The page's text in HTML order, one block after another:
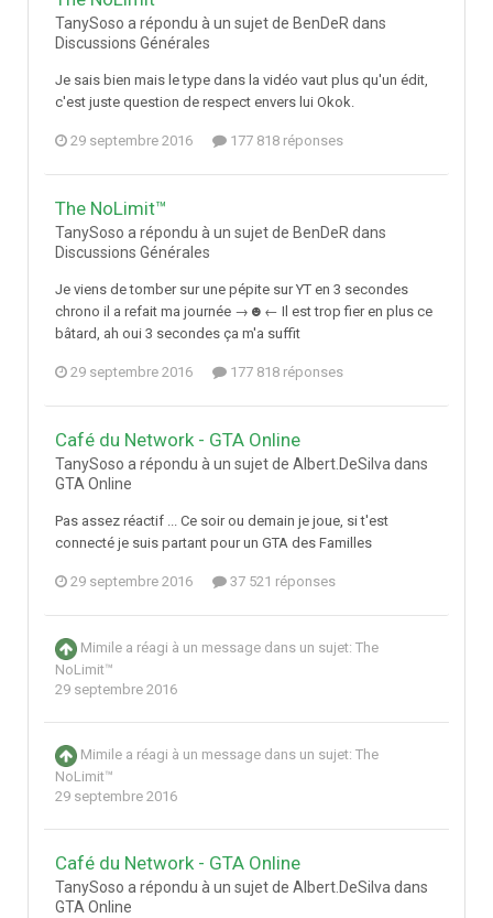
TanySoso a répondu à un sujet de BenDeR dans
Discussions Générales
Je sais bien mais le type dans la vidéo vaut plus qu'un édit,
c'est juste question de respect envers lui Okok.
29 septembre 2016 177 818 réponses
The NoLimit™
TanySoso a répondu à un sujet de BenDeR dans
Discussions Générales
Je viens de tomber sur une pépite sur YT en 3 secondes
chrono il a refait ma journée →☻← Il est trop fier en plus ce
bâtard, ah oui 3 secondes ça m'a suffit
29 septembre 2016 177 818 réponses
Café du Network - GTA Online
TanySoso a répondu à un sujet de Albert.DeSilva dans
GTA Online
Pas assez réactif ... Ce soir ou demain je joue, si t'est
connecté je suis partant pour un GTA des Familles
29 septembre 2016 37 521 réponses
Mimile a réagi à un message dans un sujet: The
NoLimit™
29 septembre 2016
Mimile a réagi à un message dans un sujet: The
NoLimit™
29 septembre 2016
Café du Network - GTA Online
TanySoso a répondu à un sujet de Albert.DeSilva dans
GTA Online